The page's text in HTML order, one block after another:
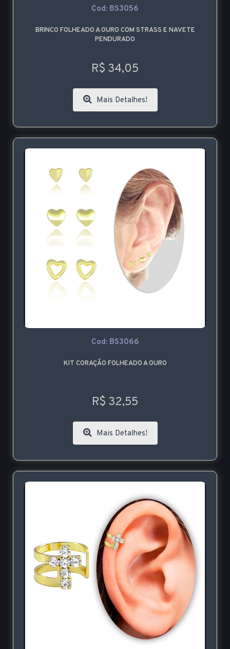
Cod: BS3056
BRINCO FOLHEADO A OURO COM STRASS E NAVETE
PENDURADO
R$ 34,05
Mais Detalhes!
Cod: BS3066
KIT CORAÇÃO FOLHEADO A OURO
R$ 32,55
Mais Detalhes!